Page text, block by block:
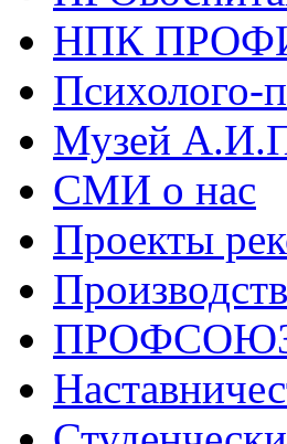
НПК
Психолого-
Музей
СМИ о нас
Проекты